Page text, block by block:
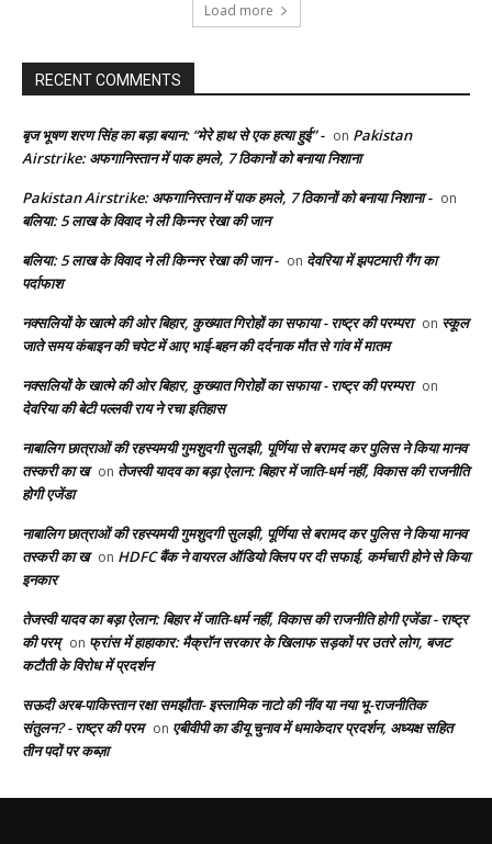
Load more
RECENT COMMENTS
बृज भूषण शरण सिंह का बड़ा बयान: “मेरे हाथ से एक हत्या हुई” - on Pakistan
Airstrike: अफगानिस्तान में पाक हमले, 7 ठिकानों को बनाया निशाना
Pakistan Airstrike: अफगानिस्तान में पाक हमले, 7 ठिकानों को बनाया निशाना - on
बलिया: 5 लाख के विवाद ने ली किन्नर रेखा की जान
बलिया: 5 लाख के विवाद ने ली किन्नर रेखा की जान - on देवरिया में झपटमारी गैंग का
पर्दाफाश
नक्सलियों के खात्मे की ओर बिहार, कुख्यात गिरोहों का सफाया - राष्ट्र की परम्परा on स्कूल
जाते समय कंबाइन की चपेट में आए भाई-बहन की दर्दनाक मौत से गांव में मातम
नक्सलियों के खात्मे की ओर बिहार, कुख्यात गिरोहों का सफाया - राष्ट्र की परम्परा on
देवरिया की बेटी पल्लवी राय ने रचा इतिहास
नाबालिग छात्राओं की रहस्यमयी गुमशुदगी सुलझी, पूर्णिया से बरामद कर पुलिस ने किया मानव
तस्करी का ख on तेजस्वी यादव का बड़ा ऐलान: बिहार में जाति-धर्म नहीं, विकास की राजनीति
होगी एजेंडा
नाबालिग छात्राओं की रहस्यमयी गुमशुदगी सुलझी, पूर्णिया से बरामद कर पुलिस ने किया मानव
तस्करी का ख on HDFC बैंक ने वायरल ऑडियो क्लिप पर दी सफाई, कर्मचारी होने से किया
इनकार
तेजस्वी यादव का बड़ा ऐलान: बिहार में जाति-धर्म नहीं, विकास की राजनीति होगी एजेंडा - राष्ट्र
की परम् on फ्रांस में हाहाकार: मैक्रॉन सरकार के खिलाफ सड़कों पर उतरे लोग, बजट
कटौती के विरोध में प्रदर्शन
सऊदी अरब-पाकिस्तान रक्षा समझौता- इस्लामिक नाटो की नींव या नया भू-राजनीतिक
संतुलन? - राष्ट्र की परम on एबीवीपी का डीयू चुनाव में धमाकेदार प्रदर्शन, अध्यक्ष सहित
तीन पदों पर कब्ज़ा